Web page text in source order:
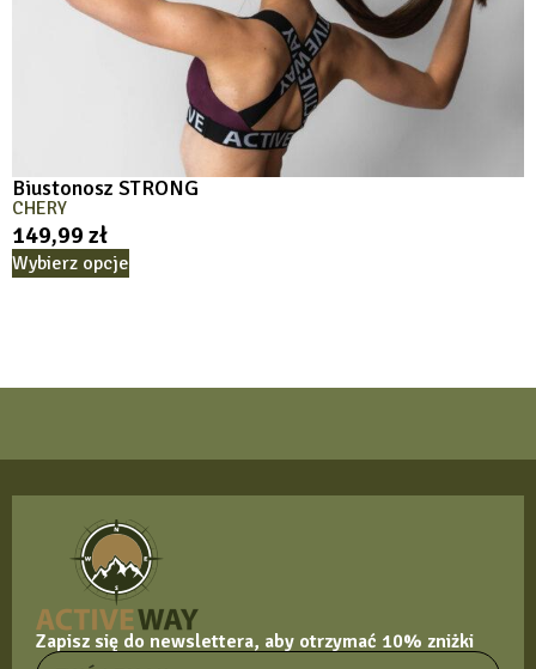
Biustonosz STRONG
CHERY
149,99 zł
Wybierz opcje
Zapisz się do newslettera, aby otrzymać 10% zniżki